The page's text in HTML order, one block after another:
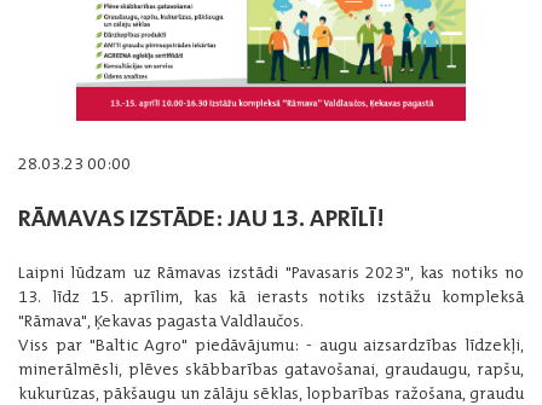
28.03.23 00:00
RĀMAVAS IZSTĀDE: JAU 13. APRĪLĪ!
Laipni lūdzam uz Rāmavas izstādi "Pavasaris 2023", kas notiks no
13. līdz 15. aprīlim, kas kā ierasts notiks izstāžu kompleksā
"Rāmava", Ķekavas pagasta Valdlaučos.
Viss par "Baltic Agro" piedāvājumu: - augu aizsardzības līdzekļi,
minerālmēsli, plēves skābbarības gatavošanai, graudaugu, rapšu,
kukurūzas, pākšaugu un zālāju sēklas, lopbarības ražošana, graudu